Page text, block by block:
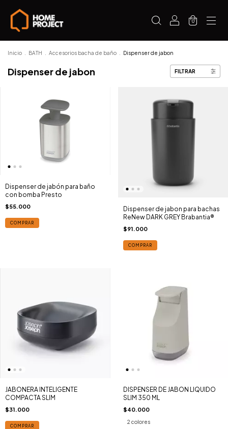
0
Inicio BATH Accesorios bacha de baño Dispenser de jabon
Dispenser de jabon FILTRAR
Dispenser de jabón para baño
con bomba Presto
$55.000
COMPRAR
Dispenser de jabon para bachas
ReNew DARK GREY Brabantia®
$91.000
COMPRAR
JABONERA INTELIGENTE
COMPACTA SLIM
$31.000
COMPRAR
DISPENSER DE JABON LIQUIDO
SLIM 350 ML
$40.000
2 colores